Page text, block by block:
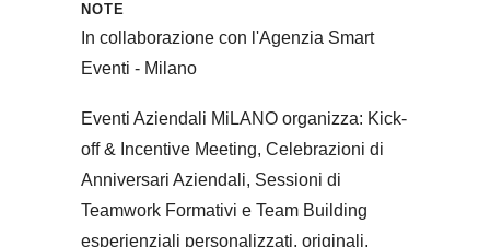
NOTE
In collaborazione con l'Agenzia Smart
Eventi - Milano
Eventi Aziendali MiLANO organizza: Kick-
off& Incentive Meeting, Celebrazioni di
Anniversari Aziendali, Sessioni di
Teamwork Formativi e Team Building
esperienziali personalizzati, originali,